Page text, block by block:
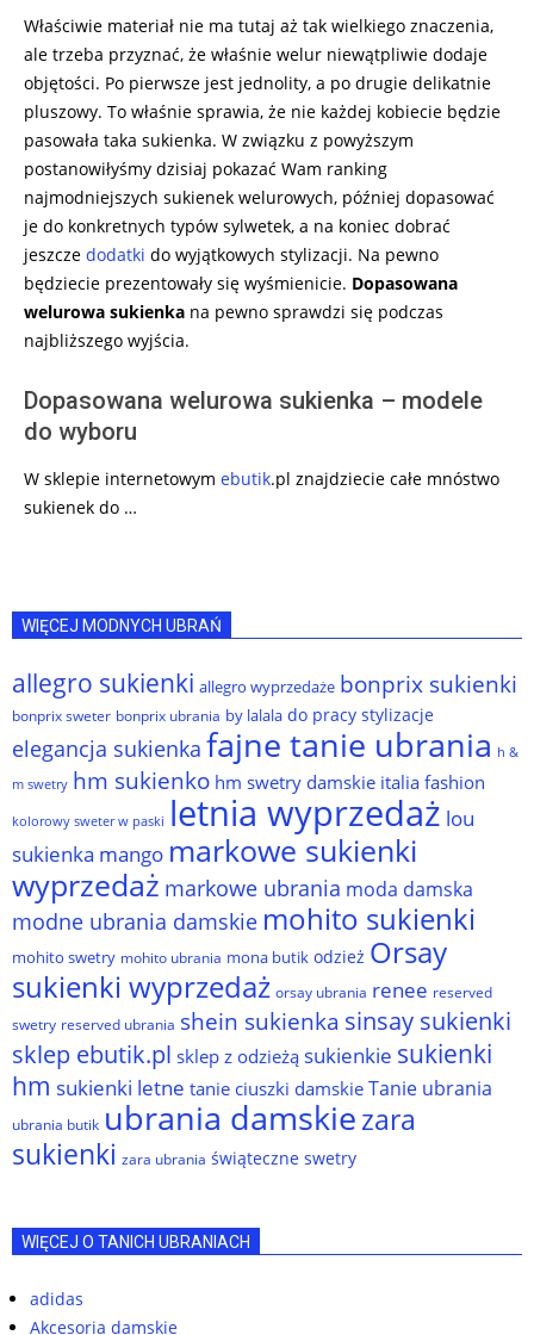
Właściwie materiał nie ma tutaj aż tak wielkiego znaczenia,
ale trzeba przyznać, że właśnie welur niewątpliwie dodaje
objętości. Po pierwsze jest jednolity, a po drugie delikatnie
pluszowy. To właśnie sprawia, że nie każdej kobiecie będzie
pasowała taka sukienka. W związku z powyższym
postanowiłyśmy dzisiaj pokazać Wam ranking
najmodniejszych sukienek welurowych, później dopasować
je do konkretnych typów sylwetek, a na koniec dobrać
jeszcze dodatki do wyjątkowych stylizacji. Na pewno
będziecie prezentowały się wyśmienicie. Dopasowana
welurowa sukienka na pewno sprawdzi się podczas
najbliższego wyjścia.
Dopasowana welurowa sukienka – modele
do wyboru
W sklepie internetowym ebutik.pl znajdziecie całe mnóstwo
sukienek do …
WIĘCEJ MODNYCH UBRAŃ
allegro sukienki allegro wyprzedaże bonprix sukienki
bonprix sweter bonprix ubrania by lalala do pracy stylizacje
elegancja sukienka fajne tanie ubrania h &
m swetry hm sukienko hm swetry damskie italia fashion
kolorowy sweter w paski letnia wyprzedaż lou
sukienka mango markowe sukienki
wyprzedaż markowe ubrania moda damska
modne ubrania damskie mohito sukienki
mohito swetry mohito ubrania mona butik odzież Orsay
sukienki wyprzedaż orsay ubrania renee reserved
swetry reserved ubrania shein sukienka sinsay sukienki
sklep ebutik.pl sklep z odzieżą sukienkie sukienki
hm sukienki letne tanie ciuszki damskie Tanie ubrania
ubrania butik ubrania damskiezara
sukienki zara ubrania świąteczne swetry
WIĘCEJ O TANICH UBRANIACH
adidas
Akcesoria damskie